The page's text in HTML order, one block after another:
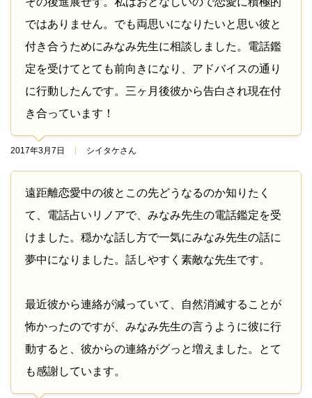
ではありません。でも両思いになりたいと思い彼と
付き合うためにみなみ先生に相談しました。電話鑑
定を受けてとても前向きになり、アドバイスの通り
に行動したんです。三ヶ月後彼から告白され現在付
き合っています！
2017年3月7日 シイタケさん
遠距離恋愛中の彼とこの先どうなるのか知りたく
て、電話占いリノアで、みなみ先生の電話鑑定を受
けました。穏かな話し方で一気にみなみ先生の話に
夢中になりました。話しやすく素敵な先生です。
最近彼から連絡が減っていて、自然消滅することが
怖かったのですが、みなみ先生の言うように彼に行
動すると、彼からの連絡がグっと増えました。とて
も感謝しています。